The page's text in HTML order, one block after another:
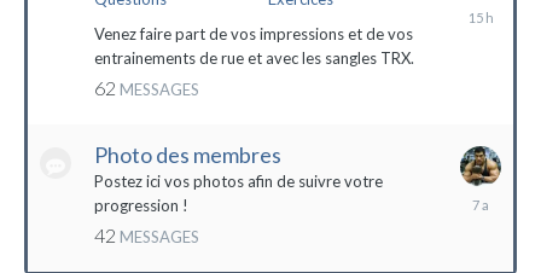
Venez faire part de vos impressions et de vos
entrainements de rue et avec les sangles TRX.
62 MESSAGES
Photo des membres
Postez ici vos photos afin de suivre votre
progression !
42 MESSAGES
18